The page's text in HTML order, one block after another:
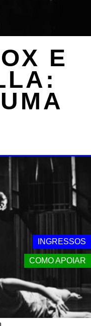
INGRESSOS
COMO APOIAR
E